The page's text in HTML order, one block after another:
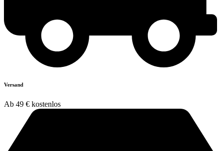
Versand
Ab 49 € kostenlos